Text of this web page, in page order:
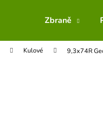
Zbraně
Kulové 9,3x74R